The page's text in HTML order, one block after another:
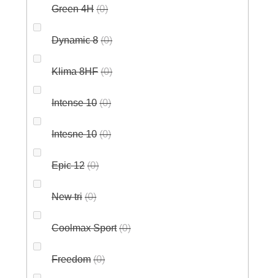
Green 4H 0
Dynamic 8 0
Klima 8HF 0
Intense 10 0
Intesne 10 0
Epic 12 0
New tri 0
Coolmax Sport 0
Freedom 0